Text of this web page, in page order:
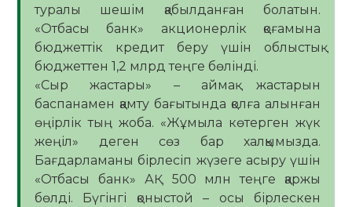
туралы шешім қабылданған болатын.
«Отбасы банк» акционерлік қоғамына
бюджеттік кредит беру үшін облыстық
бюджеттен 1,2 млрд теңге бөлінді.
«Сыр жастары» – аймақ жастарын
баспанамен қамту бағытында қолға алынған
өңірлік тың жоба. «Жұмыла көтерген жүк
жеңіл» деген сөз бар халқымызда.
Бағдарламаны бірлесіп жүзеге асыру үшін
«Отбасы банк» АҚ 500 млн теңге қаржы
бөлді. Бүгінгі қоныстой – осы бірлескен